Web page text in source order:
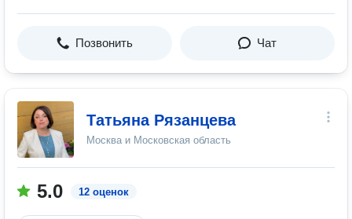
Позвонить Чат
Татьяна Рязанцева
Москва и Московская область
5.0 12 оценок